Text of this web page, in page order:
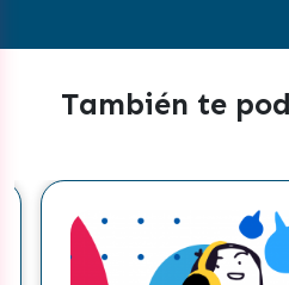
También te